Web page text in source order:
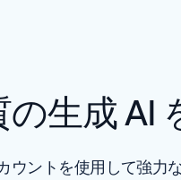
の生成 AI
ウントを使用して強力